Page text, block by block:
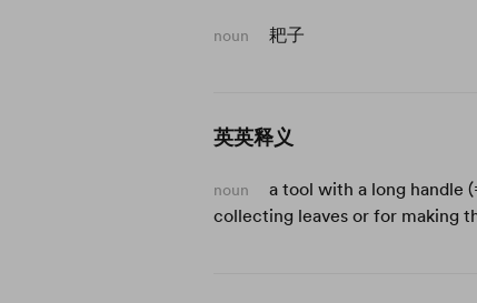
noun 耙子
英英释义
noun
a tool with a long handle
collecting leaves or for making